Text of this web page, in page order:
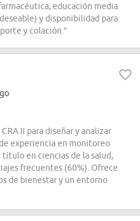
educación media
y disponibilidad para
y colación.”
II para diseñar y analizar
experiencia en monitoreo
en ciencias de la salud,
frecuentes (60%). Ofrece
de bienestar y un entorno